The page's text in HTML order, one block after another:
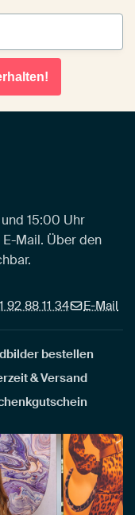
15:00 Uhr
Mail. Über den
92 88 11 34 E-Mail
bestellen
& Versand